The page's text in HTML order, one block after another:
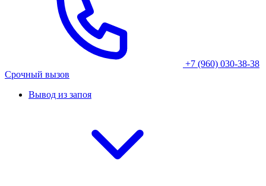
+7 (960) 030-38-38
Срочный вызов
Вывод из запоя